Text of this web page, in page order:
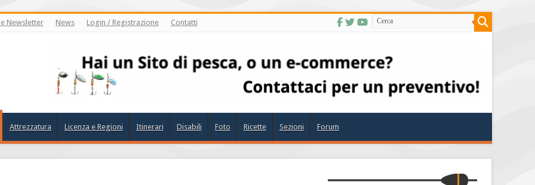
Newsletter News Login / Registrazione Contatti
Attrezzatura Licenza e Regioni Itinerari Disabili Foto Ricette Sezioni Forum